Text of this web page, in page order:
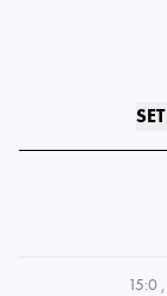
15:0 ,